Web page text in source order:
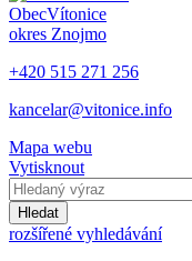
ObecVítonice
okres Znojmo
+420 515 271 256
kancelar@vitonice.info
Mapa webu
Vytisknout
Hledat
rozšířené vyhledávání